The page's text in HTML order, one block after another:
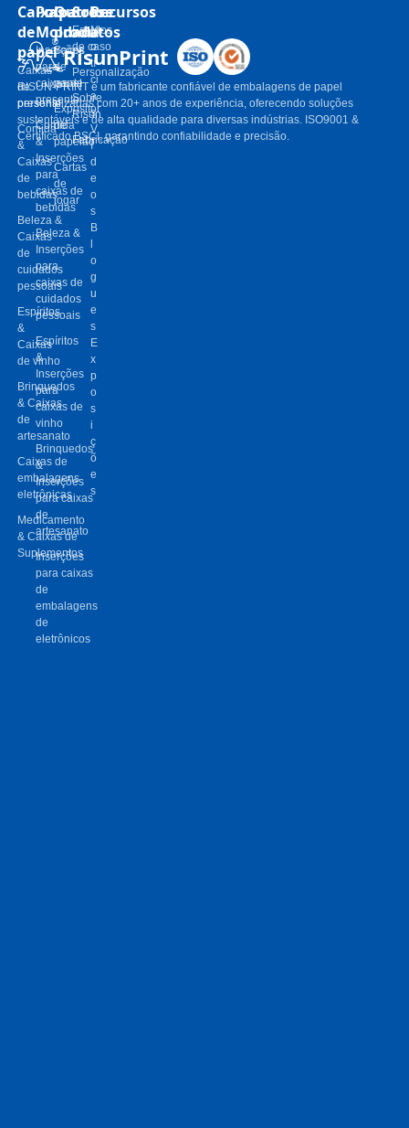
Caixas
de
papel
Caixas
de
presente
Comida
&
Caixas
de
bebidas
Beleza &
Caixas
de
cuidados
pessoais
Espíritos
&
Caixas
de vinho
Brinquedos
& Caixas
de
artesanato
Caixas de
embalagens
eletrônicas
Medicamento
& Caixas de
Suplementos
Polpa
Moldada
Inserções
para
caixas de
presente
Comida
&
Inserções
para
caixas de
bebidas
Beleza &
Inserções
para
caixas de
cuidados
pessoais
Espíritos
&
Inserções
para
caixas de
vinho
Brinquedos
&
Inserções
para caixas
de
artesanato
Inserções
para caixas
de
embalagens
de
eletrônicos
Outros
produtos
Sacos
de
papel
Expositor
de
papelão
Cartas
de
jogar
Sobre
Estudos
de caso
Personalização
Sobre
Risun
Fabricação
Recursos
N
o
tí
ci
a
s
V
í
d
e
o
s
B
l
o
g
u
e
s
E
x
p
o
s
i
ç
õ
e
s
RisunPrint
RISUN-PRINT é um fabricante confiável de embalagens de papel
personalizadas com 20+ anos de experiência, oferecendo soluções
sustentáveis ​​e de alta qualidade para diversas indústrias. ISO9001 &
Certificado BSCI, garantindo confiabilidade e precisão.